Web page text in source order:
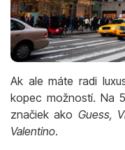
Ak ale máte radi
kopec možností. Na
značiek ako Guess,
Valentino.